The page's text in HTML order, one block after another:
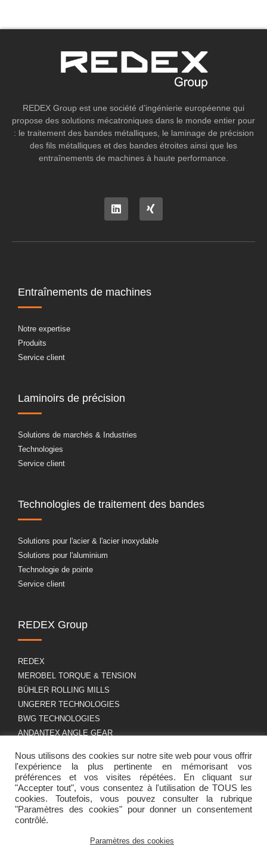
REDEX Group est une société d’ingénierie européenne qui
propose des solutions mécatroniques dans le monde entier pour
: le traitement des bandes métalliques, le laminage de précision
des fils métalliques et des bandes étroites ainsi que les
entraînements de machines à haute performance.
Entraînements de machines
Notre expertise
Produits
Service client
Laminoirs de précision
Solutions de marchés & Industries
Technologies
Service client
Technologies de traitement des bandes
Solutions pour l'acier & l'acier inoxydable
Solutions pour l'aluminium
Technologie de pointe
Service client
REDEX Group
REDEX
MEROBEL TORQUE & TENSION
BÜHLER ROLLING MILLS
UNGERER TECHNOLOGIES
BWG TECHNOLOGIES
ANDANTEX ANGLE GEAR
A propos
Présentation du groupe
Carrière
RGPD
Mentions légales
Nous utilisons des cookies sur notre site web pour vous offrir
l'expérience la plus pertinente en mémorisant vos
préférences et vos visites répétées. En cliquant sur
"Accepter tout", vous consentez à l'utilisation de TOUS les
cookies. Toutefois, vous pouvez consulter la rubrique
"Paramètres des cookies" pour donner un consentement
contrôlé.
Paramètres des cookies